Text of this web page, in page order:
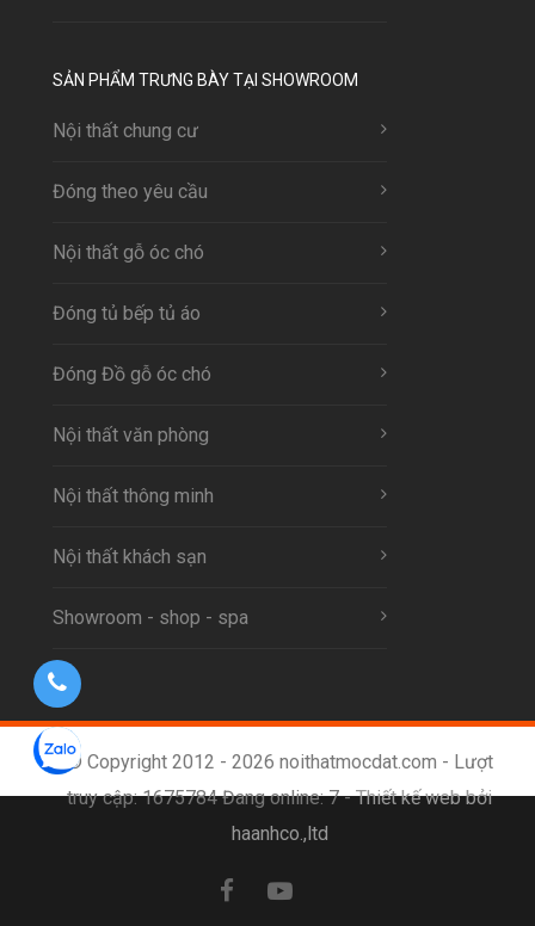
SẢN PHẨM TRƯNG BÀY TẠI SHOWROOM
Nội thất chung cư
Đóng theo yêu cầu
Nội thất gỗ óc chó
Đóng tủ bếp tủ áo
Đóng Đồ gỗ óc chó
Nội thất văn phòng
Nội thất thông minh
Nội thất khách sạn
Showroom - shop - spa
© Copyright 2012 - 2026 noithatmocdat.com - Lượt
truy cập: 1675784 Đang online: 7 -Thiết kế web bởi
haanhco.,ltd